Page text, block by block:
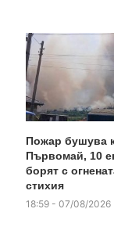
Пожар бушува
Първомай, 10
борят с
стихия
18:59 - 07/08/2026